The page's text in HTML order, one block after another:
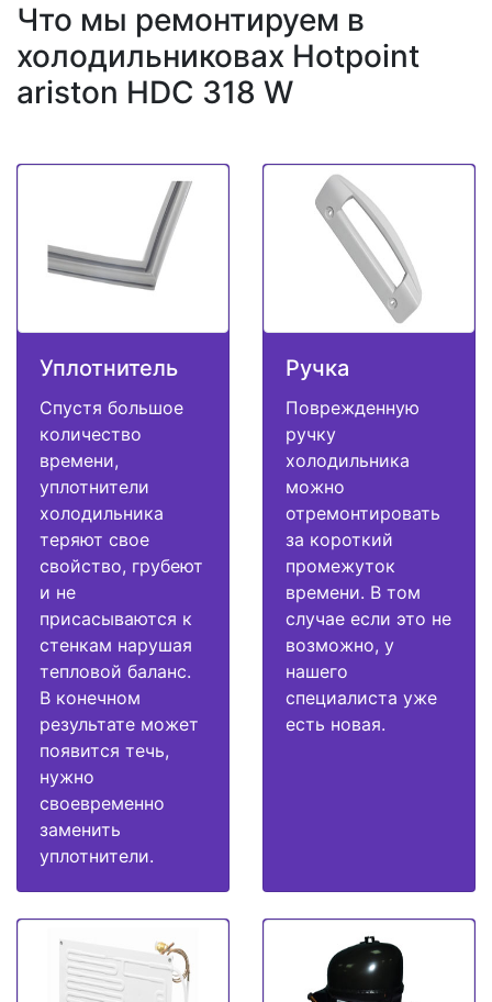
Что мы ремонтируем в
холодильниковах Hotpoint
ariston HDC 318 W
Уплотнитель
Спустя большое
количество
времени,
уплотнители
холодильника
теряют свое
свойство, грубеют
и не
присасываются к
стенкам нарушая
тепловой баланс.
В конечном
результате может
появится течь,
нужно
своевременно
заменить
уплотнители.
Ручка
Поврежденную
ручку
холодильника
можно
отремонтировать
за короткий
промежуток
времени. В том
случае если это не
возможно, у
нашего
специалиста уже
есть новая.